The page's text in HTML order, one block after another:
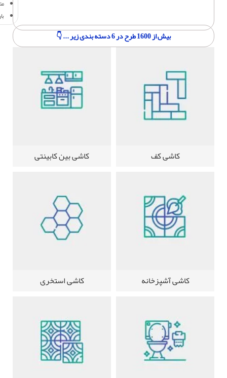
بیش از 1600 طرح در 6 دسته بندی زیر ... 👇
کاشی کف کاشی بین کابینتی
کاشی آشپزخانه کاشی استخری